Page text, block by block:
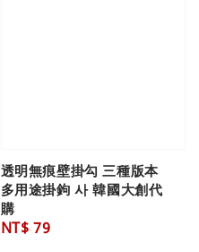
透明無痕壁掛勾 三種版本
多用途掛鉤 사 韓國大創代
購
Regular
NT$ 79